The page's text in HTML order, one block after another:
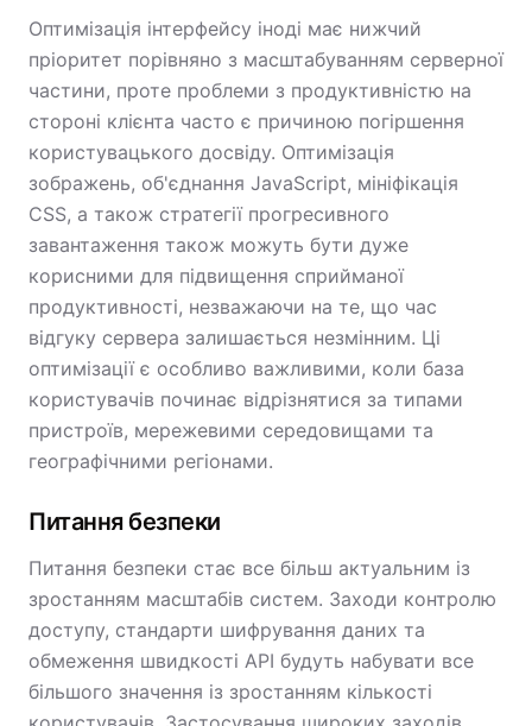
Оптимізація інтерфейсу іноді має нижчий
пріоритет порівняно з масштабуванням серверної
частини, проте проблеми з продуктивністю на
стороні клієнта часто є причиною погіршення
користувацького досвіду. Оптимізація
зображень, об'єднання JavaScript, мініфікація
CSS, а також стратегії прогресивного
завантаження також можуть бути дуже
корисними для підвищення сприйманої
продуктивності, незважаючи на те, що час
відгуку сервера залишається незмінним. Ці
оптимізації є особливо важливими, коли база
користувачів починає відрізнятися за типами
пристроїв, мережевими середовищами та
географічними регіонами.
Питання безпеки
Питання безпеки стає все більш актуальним із
зростанням масштабів систем. Заходи контролю
доступу, стандарти шифрування даних та
обмеження швидкості API будуть набувати все
більшого значення із зростанням кількості